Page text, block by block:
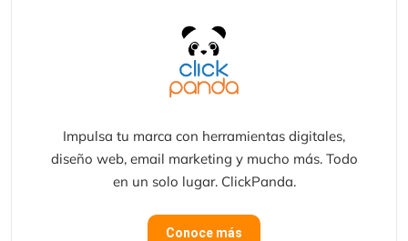
Impulsa tu marca con herramientas digitales,
diseño web, email marketing y mucho más. Todo
en un solo lugar. ClickPanda.
Conoce más